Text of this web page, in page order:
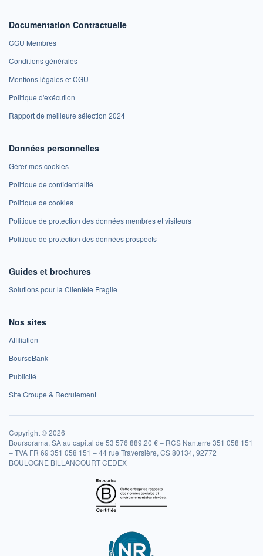
Documentation Contractuelle
CGU Membres
Conditions générales
Mentions légales et CGU
Politique d'exécution
Rapport de meilleure sélection 2024
Données personnelles
Gérer mes cookies
Politique de confidentialité
Politique de cookies
Politique de protection des données membres et visiteurs
Politique de protection des données prospects
Guides et brochures
Solutions pour la Clientèle Fragile
Nos sites
Affiliation
BoursoBank
Publicité
Site Groupe & Recrutement
Copyright © 2026
Boursorama, SA au capital de 53 576 889,20 € – RCS Nanterre 351 058 151
– TVA FR 69 351 058 151 – 44 rue Traversière, CS 80134, 92772
BOULOGNE BILLANCOURT CEDEX